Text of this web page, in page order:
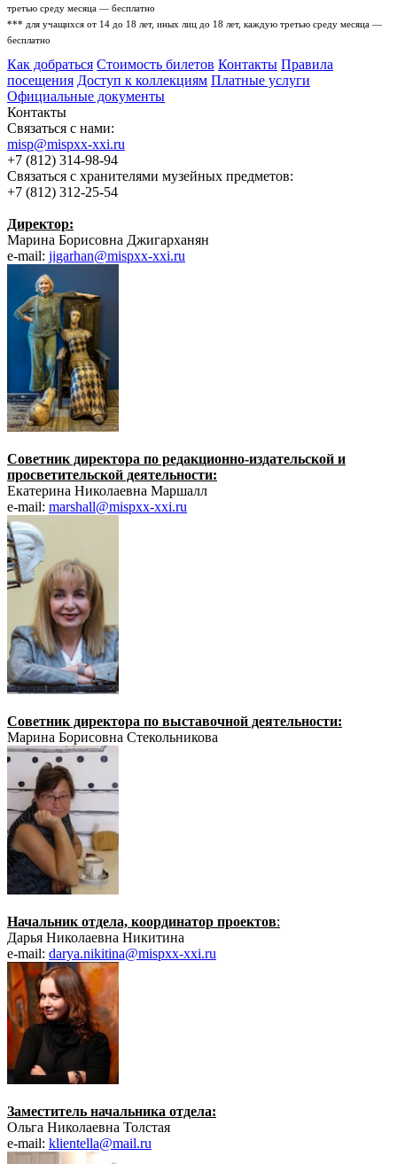
третью среду месяца — бесплатно
*** для учащихся от 14 до 18 лет, иных лиц до 18 лет, каждую третью среду месяца —
бесплатно
Как добраться Стоимость билетов Контакты Правила
посещения Доступ к коллекциям Платные услуги
Официальные документы
Контакты
Связаться с нами:
misp@mispxx-xxi.ru
+7 (812) 314-98-94
Связаться с хранителями музейных предметов:
+7 (812) 312-25-54
Директор:
Марина Борисовна Джигарханян
e-mail: jigarhan@mispxx-xxi.ru
Советник директора по редакционно-издательской и
просветительской деятельности:
Екатерина Николаевна Маршалл
e-mail: marshall@mispxx-xxi.ru
Советник директора по выставочной деятельности:
Марина Борисовна Стекольникова
Начальник отдела, координатор проектов:
Дарья Николаевна Никитина
e-mail: darya.nikitina@mispxx-xxi.ru
Заместитель начальника отдела:
Ольга Николаевна Толстая
e-mail: klientella@mail.ru